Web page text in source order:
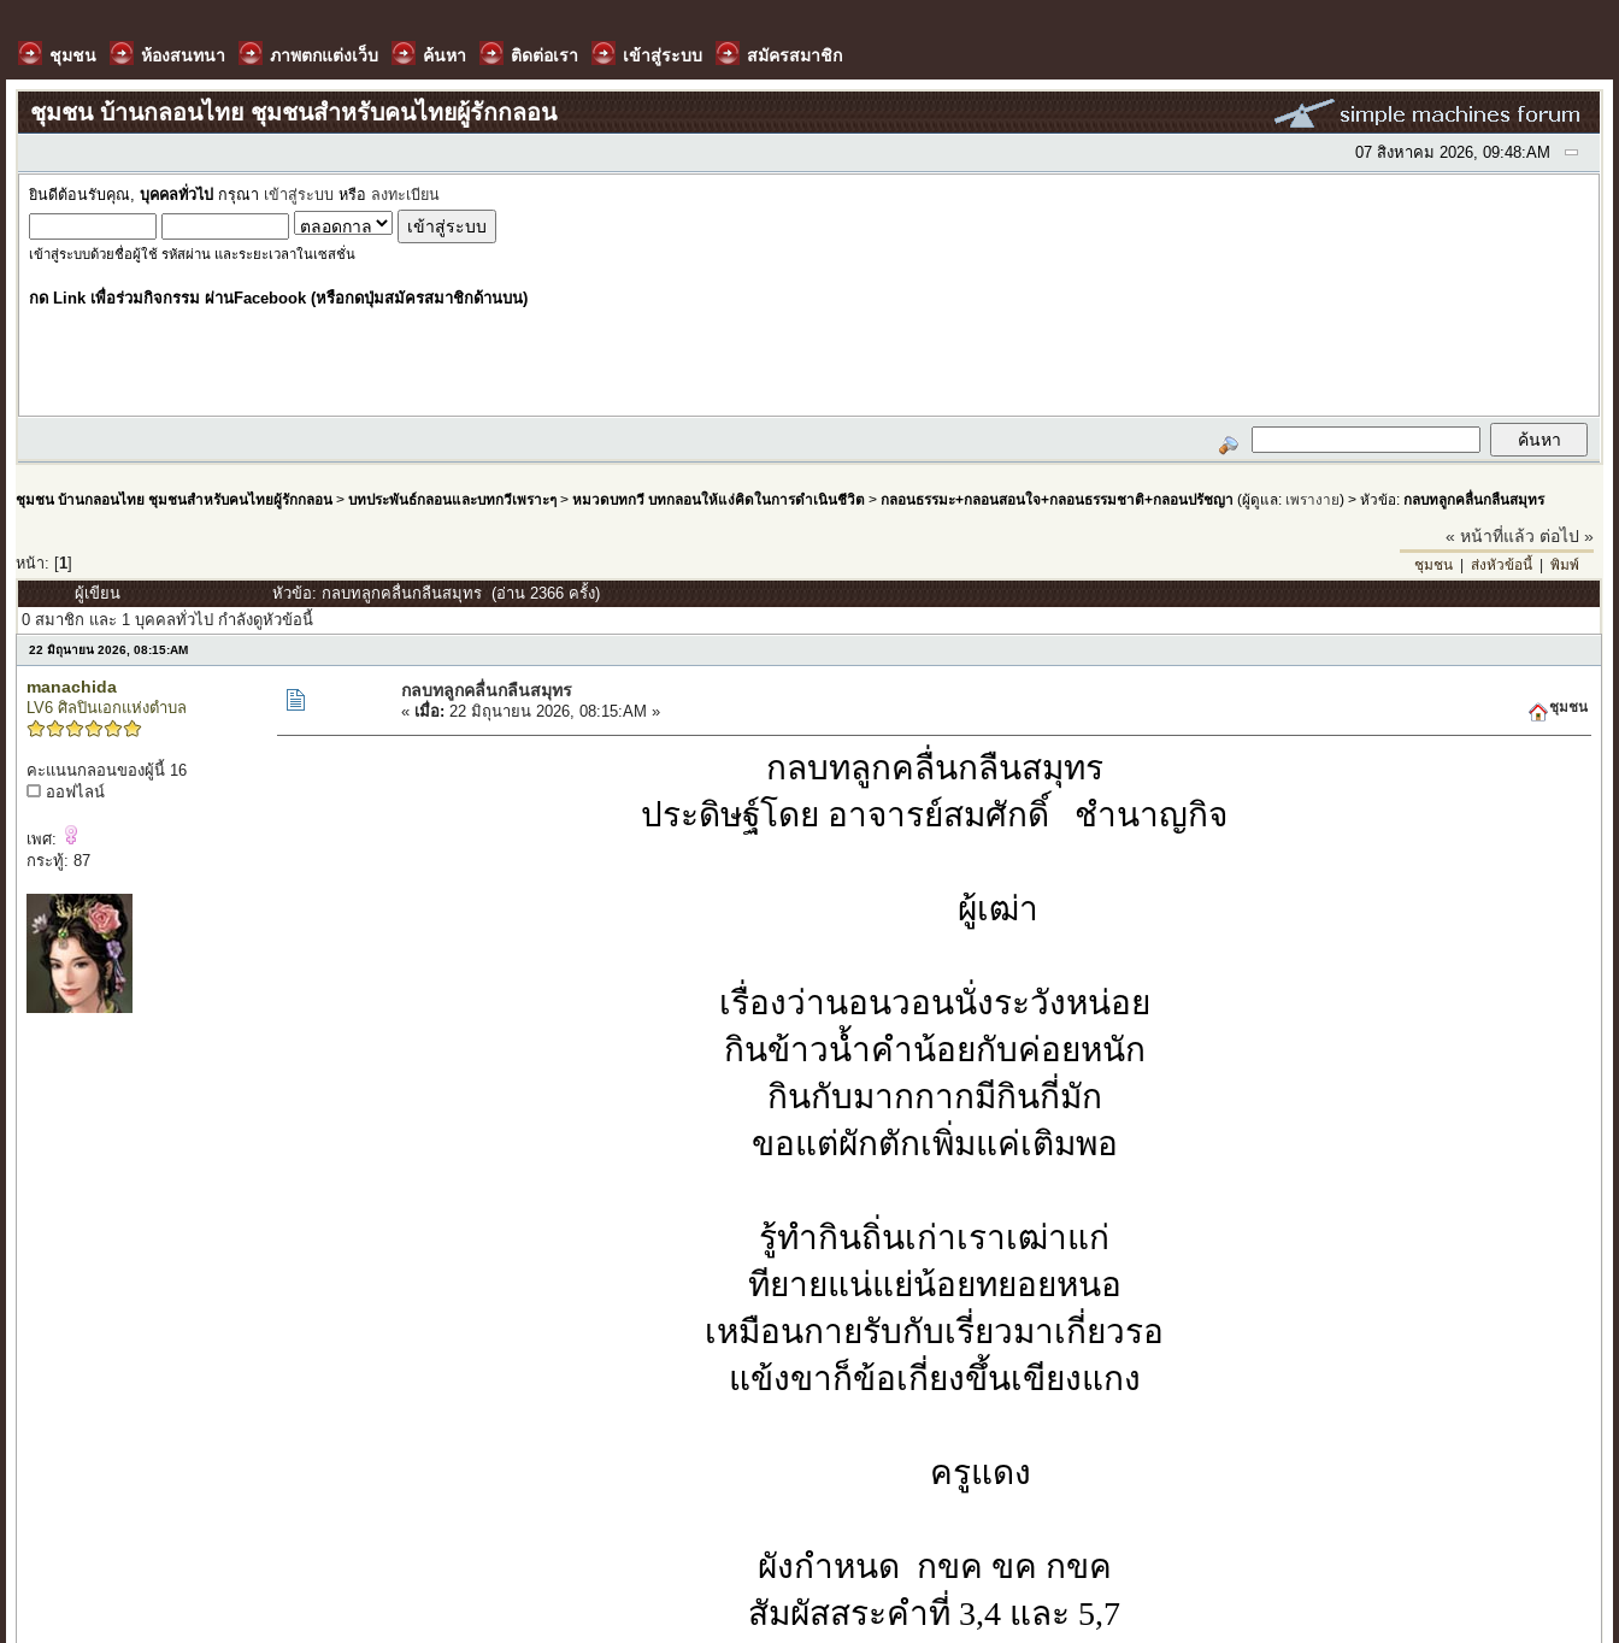
ชุมชน ห้องสนทนา ภาพตกแต่งเว็บ ค้นหา ติดต่อเรา เข้าสู่ระบบ สมัครสมาชิก
ชุมชน บ้านกลอนไทย ชุมชนสำหรับคนไทยผู้รักกลอน
07 สิงหาคม 2026, 09:48:AM
ยินดีต้อนรับคุณ,บุคคลทั่วไป กรุณา เข้าสู่ระบบ หรือ ลงทะเบียน
เข้าสู่ระบบด้วยชื่อผู้ใช้ รหัสผ่าน และระยะเวลาในเซสชั่น
กด Link เพื่อร่วมกิจกรรม ผ่านFacebook (หรือกดปุ่มสมัครสมาชิกด้านบน)
ชุมชน บ้านกลอนไทย ชุมชนสำหรับคนไทยผู้รักกลอน >บทประพันธ์กลอนและบทกวีเพราะๆ >หมวดบทกวี บทกลอนให้แง่คิดในการดำเนินชีวิต >กลอนธรรมะ+กลอนสอนใจ+กลอนธรรมชาติ+กลอนปรัชญา (ผู้ดูแล: เพรางาย) > หัวข้อ:กลบทลูกคลื่นกลืนสมุทร
หน้า: [1
« หน้าที่แล้ว ต่อไป »
ชุมชน| ส่งหัวข้อนี้| พิมพ์
ผู้เขียน
หัวข้อ: กลบทลูกคลื่นกลืนสมุทร (อ่าน 2366 ครั้ง)
0 สมาชิก และ 1 บุคคลทั่วไป กำลังดูหัวข้อนี้
22 มิถุนายน 2026, 08:15:AM
manachida
LV6 ศิลปินเอกแห่งตำบล
คะแนนกลอนของผู้นี้ 16
ออฟไลน์
เพศ:
กระทู้: 87
กลบทลูกคลื่นกลืนสมุทร
« เมื่อ: 22 มิถุนายน 2026, 08:15:AM » ชุมชน
กลบทลูกคลื่นกลืนสมุทร
ประดิษฐ์โดย อาจารย์สมศักดิ์ ชำนาญกิจ
ผู้เฒ่า
เรื่องว่านอนวอนนั่งระวังหน่อย
กินข้าวน้ำคำน้อยกับค่อยหนัก
กินกับมากกากมีกินกี่มัก
ขอแต่ผักตักเพิ่มแค่เติมพอ
รู้ทำกินถิ่นเก่าเราเฒ่าแก่
ทียายแน่แย่น้อยทยอยหนอ
เหมือนกายรับกับเรี่ยวมาเกี่ยวรอ
แข้งขาก็ข้อเกี่ยงขึ้นเขียงแกง
ครูแดง
ผังกำหนด กขค ขค กขค
สัมผัสสระคำที่ 3,4 และ 5,7